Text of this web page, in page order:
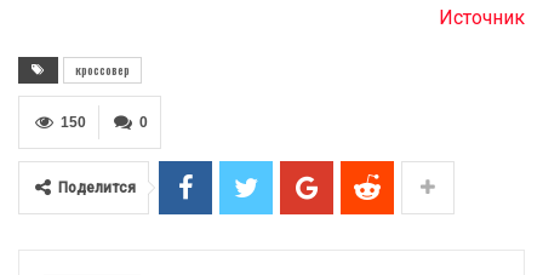
Источник
кроссовер
0
150
Поделится